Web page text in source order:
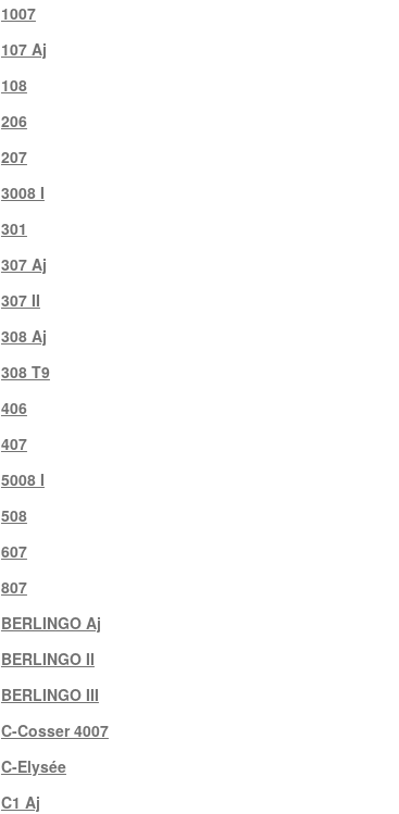
1007
107 Aj
108
206
207
3008 I
301
307 Aj
307 II
308 Aj
308 T9
406
407
5008 I
508
607
807
BERLINGO Aj
BERLINGO II
BERLINGO III
C-Cosser 4007
C-Elysée
C1 Aj